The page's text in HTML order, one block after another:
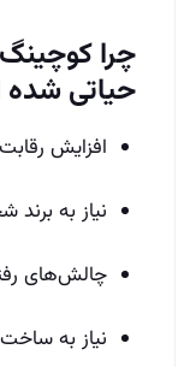
چرا
حیاتی
افزایش رقابت
نیاز به
چالش‌های
نیاز به